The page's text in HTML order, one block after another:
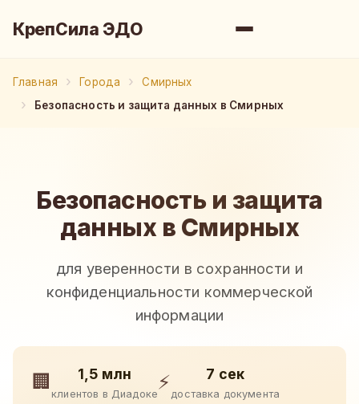
КрепСила ЭДО
Главная Города
Смирных
Безопасность и защита данных в Смирных
Безопасность и защита
данных в Смирных
для уверенности в сохранности и
конфиденциальности коммерческой
информации
🏢 1,5 млн
клиентов в Диадоке
⚡ 7 сек
доставка документа